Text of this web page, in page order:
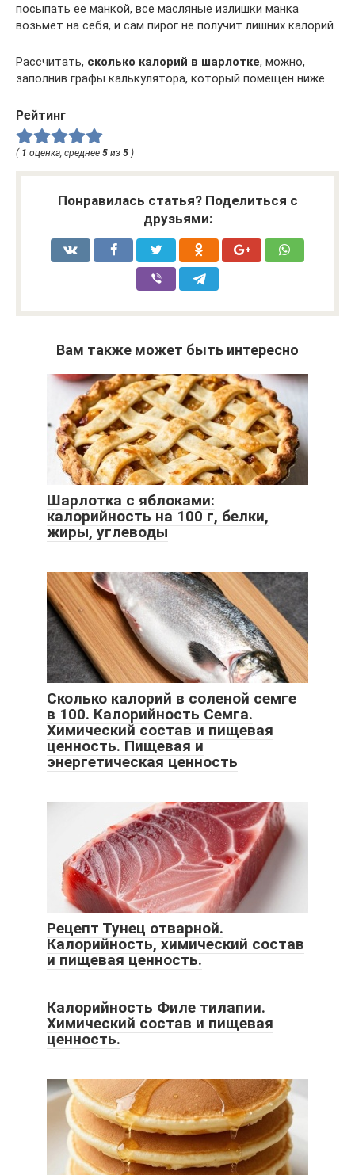
посыпать ее манкой, все масляные излишки манка
возьмет на себя, и сам пирог не получит лишних калорий.
Рассчитать, сколько калорий в шарлотке, можно,
заполнив графы калькулятора, который помещен ниже.
Рейтинг
( 1 оценка, среднее 5 из 5 )
Понравилась статья? Поделиться с
друзьями:
Вам также может быть интересно
Шарлотка с яблоками:
калорийность на 100 г, белки,
жиры, углеводы
Сколько калорий в соленой семге
в 100. Калорийность Семга.
Химический состав и пищевая
ценность. Пищевая и
энергетическая ценность
Рецепт Тунец отварной.
Калорийность, химический состав
и пищевая ценность.
Калорийность Филе тилапии.
Химический состав и пищевая
ценность.